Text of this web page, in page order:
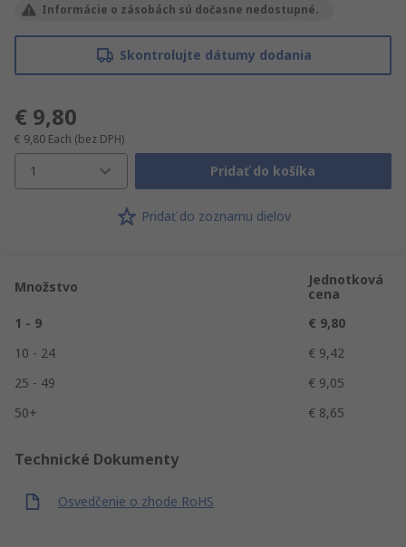
Informácie o zásobách sú dočasne nedostupné.
Skontrolujte dátumy dodania
€ 9,80
€ 9,80 Each (bez DPH)
1 Pridať do košíka
Pridať do zoznamu dielov
Množstvo
Jednotková
cena
1 - 9
€ 9,80
10 - 24
€ 9,42
25 - 49
€ 9,05
50+
€ 8,65
Technické Dokumenty
Osvedčenie o zhode RoHS